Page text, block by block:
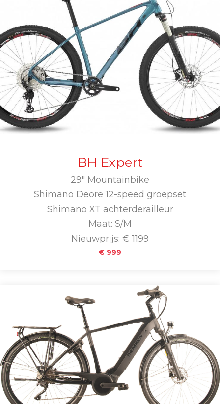
BH Expert
29" Mountainbike
Shimano Deore 12-speed groepset
Shimano XT achterderailleur
Maat: S/M
Nieuwprijs: €1199
€ 999